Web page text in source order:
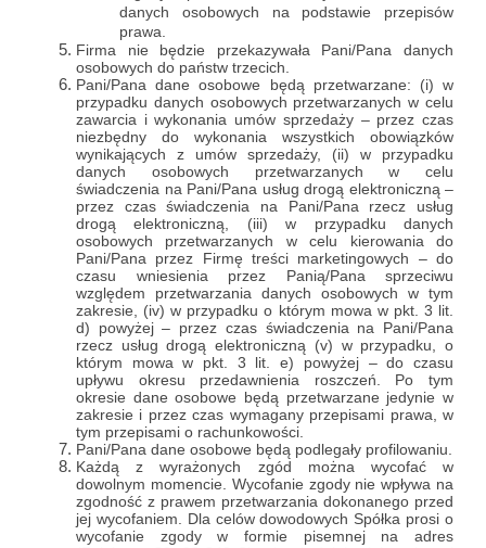
danych osobowych na podstawie przepisów
prawa.
Firma nie będzie przekazywała Pani/Pana danych
osobowych do państw trzecich.
Pani/Pana dane osobowe będą przetwarzane: (i) w
przypadku danych osobowych przetwarzanych w celu
zawarcia i wykonania umów sprzedaży – przez czas
niezbędny do wykonania wszystkich obowiązków
wynikających z umów sprzedaży, (ii) w przypadku
danych osobowych przetwarzanych w celu
świadczenia na Pani/Pana usług drogą elektroniczną –
przez czas świadczenia na Pani/Pana rzecz usług
drogą elektroniczną, (iii) w przypadku danych
osobowych przetwarzanych w celu kierowania do
Pani/Pana przez Firmę treści marketingowych – do
czasu wniesienia przez Panią/Pana sprzeciwu
względem przetwarzania danych osobowych w tym
zakresie, (iv) w przypadku o którym mowa w pkt. 3 lit.
d) powyżej – przez czas świadczenia na Pani/Pana
rzecz usług drogą elektroniczną (v) w przypadku, o
którym mowa w pkt. 3 lit. e) powyżej – do czasu
upływu okresu przedawnienia roszczeń. Po tym
okresie dane osobowe będą przetwarzane jedynie w
zakresie i przez czas wymagany przepisami prawa, w
tym przepisami o rachunkowości.
Pani/Pana dane osobowe będą podlegały profilowaniu.
Każdą z wyrażonych zgód można wycofać w
dowolnym momencie. Wycofanie zgody nie wpływa na
zgodność z prawem przetwarzania dokonanego przed
jej wycofaniem. Dla celów dowodowych Spółka prosi o
wycofanie zgody w formie pisemnej na adres